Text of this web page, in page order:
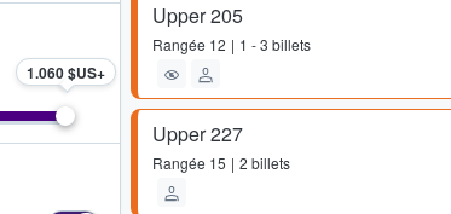
Upper 205
Rangée 12 1 - 3 billets
Upper 227
Rangée 15 2 billets
1.060 $US